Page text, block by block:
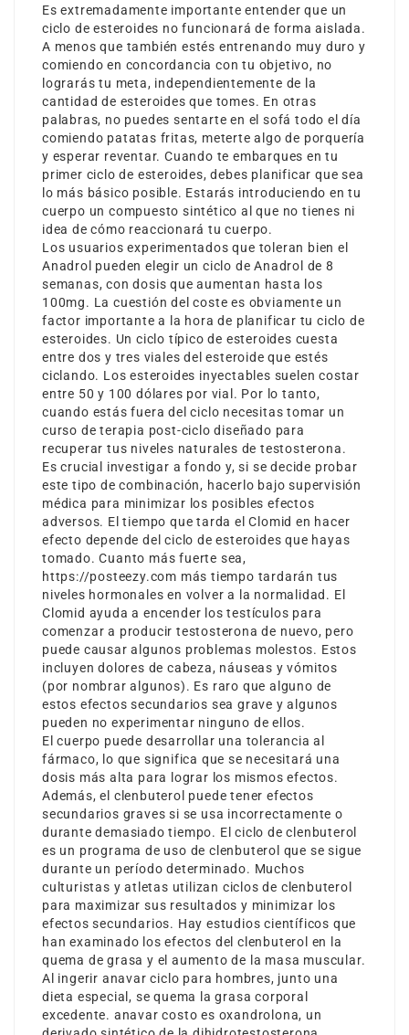
Es extremadamente importante entender que un
ciclo de esteroides no funcionará de forma aislada.
A menos que también estés entrenando muy duro y
comiendo en concordancia con tu objetivo, no
lograrás tu meta, independientemente de la
cantidad de esteroides que tomes. En otras
palabras, no puedes sentarte en el sofá todo el día
comiendo patatas fritas, meterte algo de porquería
y esperar reventar. Cuando te embarques en tu
primer ciclo de esteroides, debes planificar que sea
lo más básico posible. Estarás introduciendo en tu
cuerpo un compuesto sintético al que no tienes ni
idea de cómo reaccionará tu cuerpo.
Los usuarios experimentados que toleran bien el
Anadrol pueden elegir un ciclo de Anadrol de 8
semanas, con dosis que aumentan hasta los
100mg. La cuestión del coste es obviamente un
factor importante a la hora de planificar tu ciclo de
esteroides. Un ciclo típico de esteroides cuesta
entre dos y tres viales del esteroide que estés
ciclando. Los esteroides inyectables suelen costar
entre 50 y 100 dólares por vial. Por lo tanto,
cuando estás fuera del ciclo necesitas tomar un
curso de terapia post-ciclo diseñado para
recuperar tus niveles naturales de testosterona.
Es crucial investigar a fondo y, si se decide probar
este tipo de combinación, hacerlo bajo supervisión
médica para minimizar los posibles efectos
adversos. El tiempo que tarda el Clomid en hacer
efecto depende del ciclo de esteroides que hayas
tomado. Cuanto más fuerte sea,
https://posteezy.com más tiempo tardarán tus
niveles hormonales en volver a la normalidad. El
Clomid ayuda a encender los testículos para
comenzar a producir testosterona de nuevo, pero
puede causar algunos problemas molestos. Estos
incluyen dolores de cabeza, náuseas y vómitos
(por nombrar algunos). Es raro que alguno de
estos efectos secundarios sea grave y algunos
pueden no experimentar ninguno de ellos.
El cuerpo puede desarrollar una tolerancia al
fármaco, lo que significa que se necesitará una
dosis más alta para lograr los mismos efectos.
Además, el clenbuterol puede tener efectos
secundarios graves si se usa incorrectamente o
durante demasiado tiempo. El ciclo de clenbuterol
es un programa de uso de clenbuterol que se sigue
durante un período determinado. Muchos
culturistas y atletas utilizan ciclos de clenbuterol
para maximizar sus resultados y minimizar los
efectos secundarios. Hay estudios científicos que
han examinado los efectos del clenbuterol en la
quema de grasa y el aumento de la masa muscular.
Al ingerir anavar ciclo para hombres, junto una
dieta especial, se quema la grasa corporal
excedente. anavar costo es oxandrolona, un